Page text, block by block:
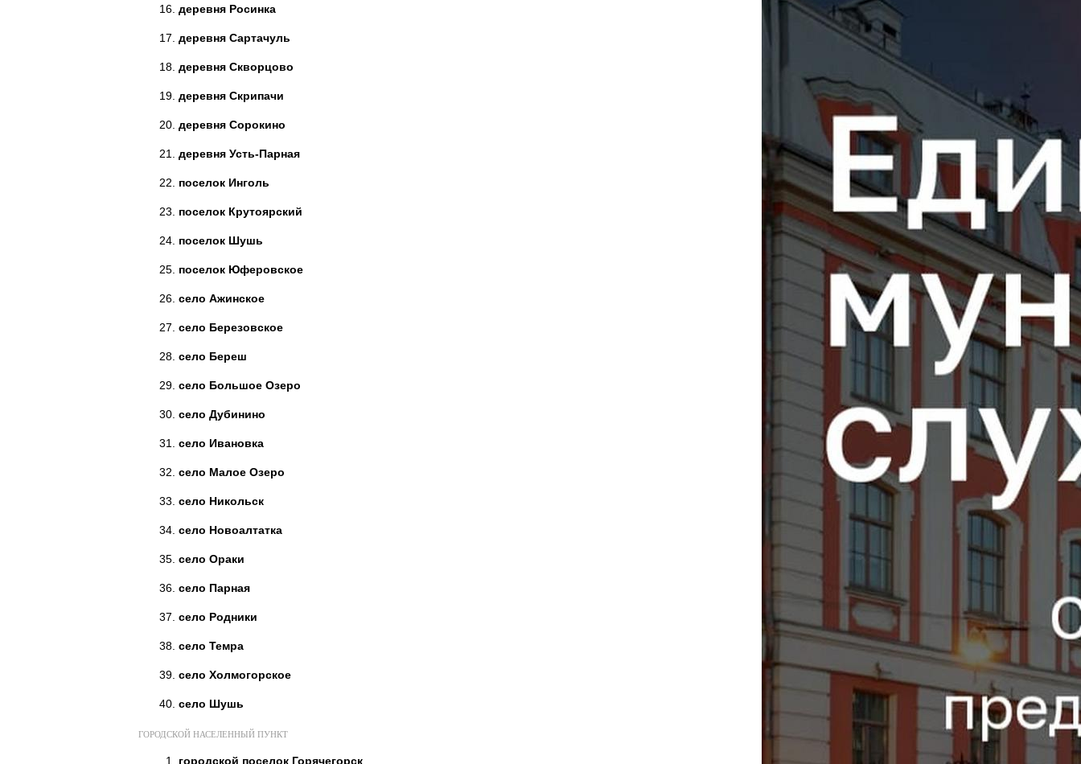
деревня Росинка
деревня Сартачуль
деревня Скворцово
деревня Скрипачи
деревня Сорокино
деревня Усть-Парная
поселок Инголь
поселок Крутоярский
поселок Шушь
поселок Юферовское
село Ажинское
село Березовское
село Береш
село Большое Озеро
село Дубинино
село Ивановка
село Малое Озеро
село Никольск
село Новоалтатка
село Ораки
село Парная
село Родники
село Темра
село Холмогорское
село Шушь
ГОРОДСКОЙ НАСЕЛЕННЫЙ ПУНКТ
городской поселок Горячегорск